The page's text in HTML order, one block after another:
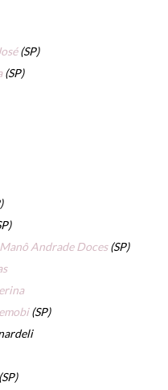
(SP)
(SP)
Manô Andrade Doces(SP)
(SP)
(SP)